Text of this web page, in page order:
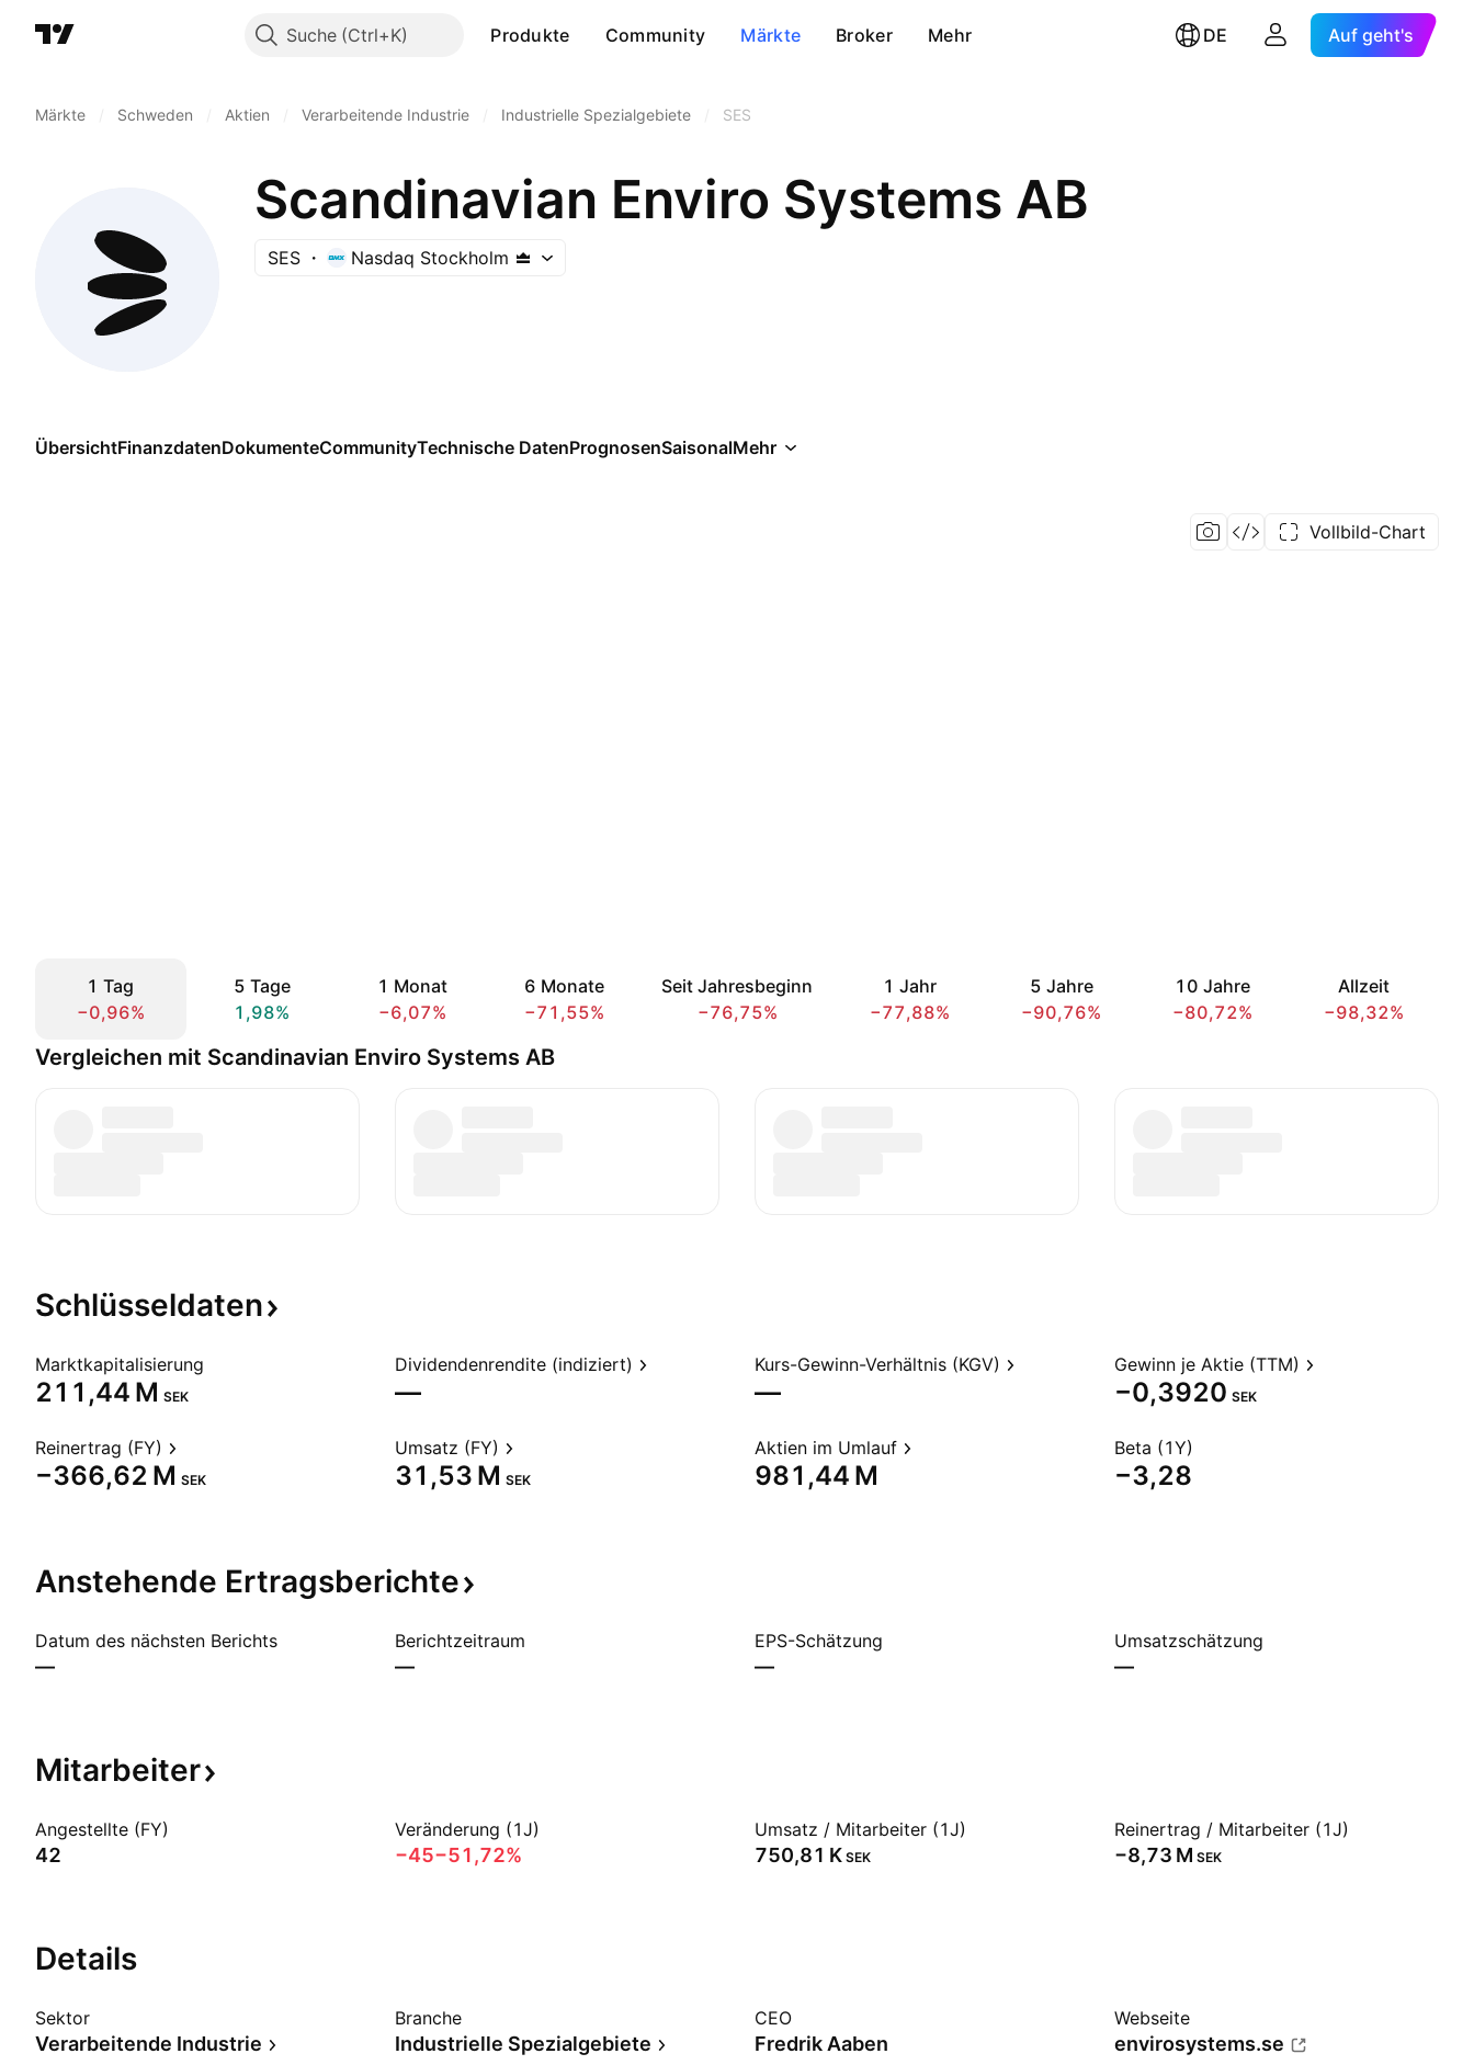
Suche Produkte Community Märkte Broker Mehr DE Auf geht's
Märkte Schweden Aktien Verarbeitende Industrie Industrielle Spezialgebiete SES
Scandinavian Enviro Systems AB
SES Nasdaq Stockholm
ÜbersichtFinanzdatenDokumenteCommunityTechnische DatenPrognosenSaisonalMehr
Vollbild-Chart
1 Tag
−0,96%
5 Tage
1,98%
1 Monat
−6,07%
6 Monate
−71,55%
Seit Jahresbeginn
−76,75%
1 Jahr
−77,88%
5 Jahre
−90,76%
10 Jahre
−80,72%
Allzeit
−98,32%
Vergleichen mit Scandinavian Enviro Systems AB
Schlüsseldaten
Marktkapitalisierung
‪211,44 M‬ SEK
Dividendenrendite (indiziert)
—
Kurs-Gewinn-Verhältnis (KGV)
—
Gewinn je Aktie (TTM)
−0,3920 SEK
Reinertrag (FY)
‪−366,62 M‬ SEK
Umsatz (FY)
‪31,53 M‬ SEK
Aktien im Umlauf
‪981,44 M‬
Beta (1Y)
−3,28
Anstehende Ertragsberichte
Datum des nächsten Berichts
—
Berichtzeitraum
—
EPS-Schätzung
—
Umsatzschätzung
—
Mitarbeiter
Angestellte (FY)
42
Veränderung (1J)
−45−51,72%
Umsatz / Mitarbeiter (1J)
‪750,81 K‬ SEK
Reinertrag / Mitarbeiter (1J)
‪−8,73 M‬ SEK
Details
Sektor
Verarbeitende Industrie
Branche
Industrielle Spezialgebiete
CEO
Fredrik Aaben
Webseite
envirosystems.se